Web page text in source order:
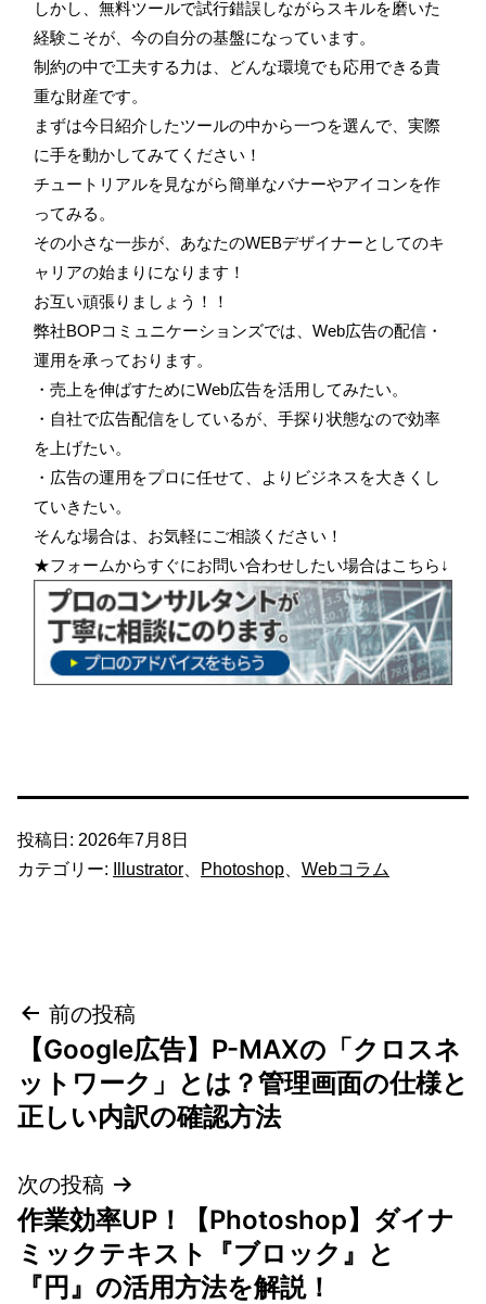
しかし、無料ツールで試行錯誤しながらスキルを磨いた
経験こそが、今の自分の基盤になっています。
制約の中で工夫する力は、どんな環境でも応用できる貴
重な財産です。
まずは今日紹介したツールの中から一つを選んで、実際
に手を動かしてみてください！
チュートリアルを見ながら簡単なバナーやアイコンを作
ってみる。
その小さな一歩が、あなたのWEBデザイナーとしてのキ
ャリアの始まりになります！
お互い頑張りましょう！！
弊社BOPコミュニケーションズでは、Web広告の配信・
運用を承っております。
・売上を伸ばすためにWeb広告を活用してみたい。
・自社で広告配信をしているが、手探り状態なので効率
を上げたい。
・広告の運用をプロに任せて、よりビジネスを大きくし
ていきたい。
そんな場合は、お気軽にご相談ください！
★フォームからすぐにお問い合わせしたい場合はこちら↓
投稿日: 2026年7月8日
カテゴリー:
Illustrator Photoshop Webコラム
投
稿
ナ
ビ
ゲ
ー
前の投稿
【Google広告】P-MAXの「クロスネ
ットワーク」とは？管理画面の仕様と
正しい内訳の確認方法
次の投稿
作業効率UP！【Photoshop】ダイナ
ミックテキスト『ブロック』と
『円』の活用方法を解説！